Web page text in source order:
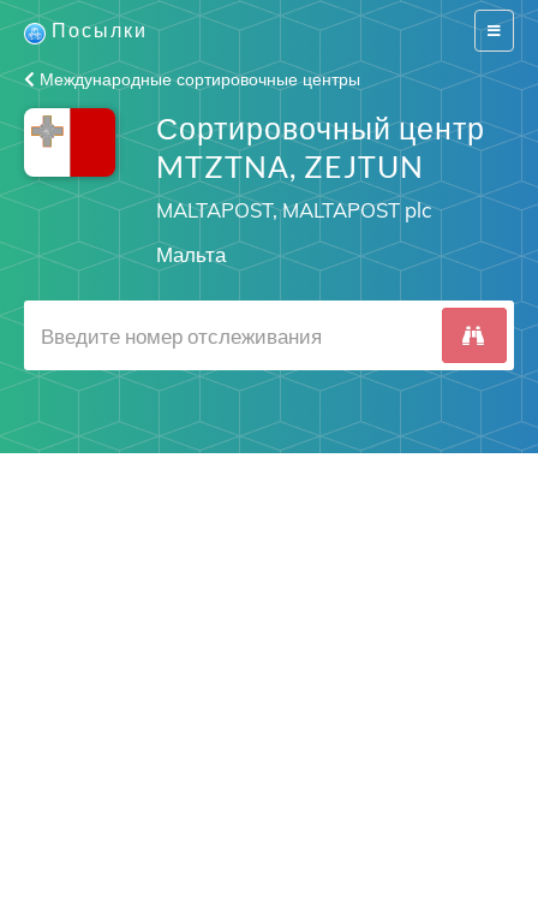
Switch
Посылки
Международные сортировочные центры
Сортировочный центр
MTZTNA, ZEJTUN
MALTAPOST, MALTAPOST plc
Мальта